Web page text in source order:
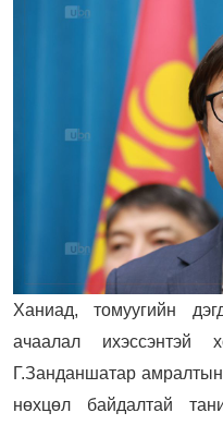
Ханиад, томуугийн
ачаалал ихэссэнтэй
Г.Занданшатар
нөхцөл байдалтай